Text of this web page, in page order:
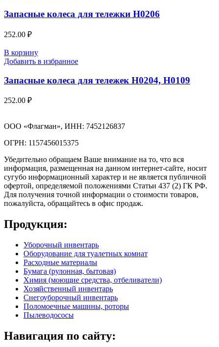
Запасные колеса для тележки H0206
252.00 ₽
В корзину
Добавить в избранное
Запасные колеса для тележек H0204, H0109
252.00 ₽
ООО «Флагман», ИНН: 7452126837
ОГРН: 1157456015375
Убедительно обращаем Ваше внимание на то, что вся
информация, размещенная на данном интернет-сайте, носит
сугубо информационный характер и не является публичной
офертой, определяемой положениями Статьи 437 (2) ГК РФ.
Для получения точной информации о стоимости товаров,
пожалуйста, обращайтесь в офис продаж.
Продукция:
Уборочный инвентарь
Оборудование для туалетных комнат
Расходные материалы
Бумага (рулонная, бытовая)
Химия (моющие средства, отбеливатели)
Хозяйственный инвентарь
Снегоуборочный инвентарь
Поломоечные машины, роторы
Пылеводососы
Навигация по сайту: